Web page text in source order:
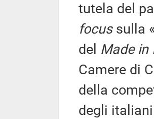
tutela del
focussulla
del Made in
Camere di
della
degli